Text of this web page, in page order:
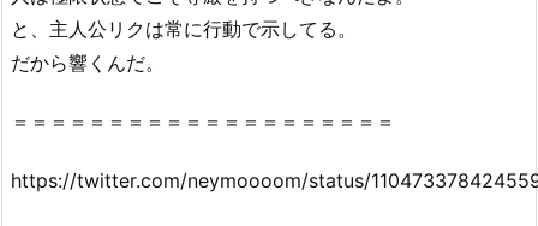
と、主人公リクは常に行動で示してる。
だから響くんだ。
＝＝＝＝＝＝＝＝＝＝＝＝＝＝＝＝＝＝＝＝
https://twitter.com/neymoooom/status/